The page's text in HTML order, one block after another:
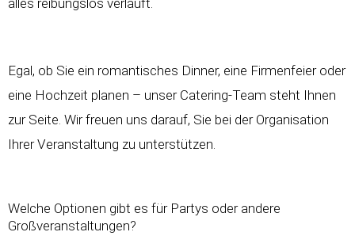
alles reibungslos verläuft.
Egal, ob Sie ein romantisches Dinner, eine Firmenfeier oder
eine Hochzeit planen – unser Catering-Team steht Ihnen
zur Seite. Wir freuen uns darauf, Sie bei der Organisation
Ihrer Veranstaltung zu unterstützen.
Welche Optionen gibt es für Partys oder andere
Großveranstaltungen?